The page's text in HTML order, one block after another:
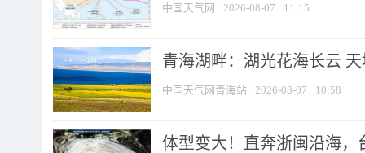
中国天气网 2026-08-07 11:15
青海湖畔：湖光花海长云
中国天气网青海站 2026-08-07 10:58
体型变大！直奔浙闽沿海，